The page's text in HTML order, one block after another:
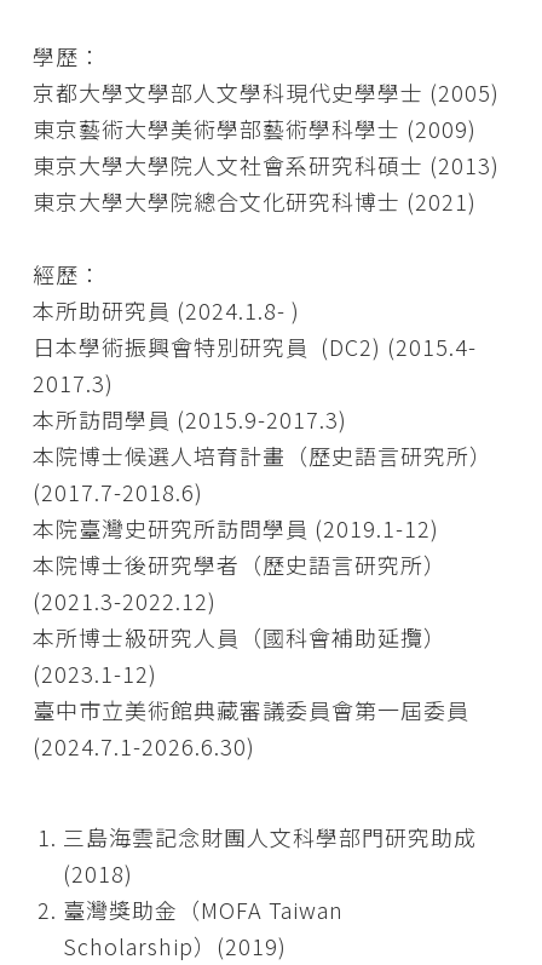
學歷：
京都大學文學部人文學科現代史學學士 (2005)
東京藝術大學美術學部藝術學科學士 (2009)
東京大學大學院人文社會系研究科碩士 (2013)
東京大學大學院總合文化研究科博士 (2021)
經歷：
本所助研究員 (2024.1.8- )
日本學術振興會特別研究員 (DC2) (2015.4-
2017.3)
本所訪問學員 (2015.9-2017.3)
本院博士候選人培育計畫（歷史語言研究所）
(2017.7-2018.6)
本院臺灣史研究所訪問學員 (2019.1-12)
本院博士後研究學者（歷史語言研究所）
(2021.3-2022.12)
本所博士級研究人員（國科會補助延攬）
(2023.1-12)
臺中市立美術館典藏審議委員會第一屆委員
(2024.7.1-2026.6.30)
三島海雲記念財團人文科學部門研究助成
(2018)
臺灣獎助金（MOFA Taiwan
Scholarship）(2019)